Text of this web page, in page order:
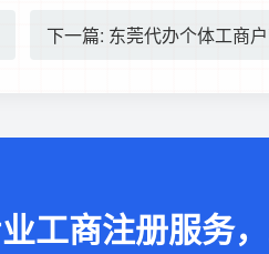
下一篇: 东莞代办个体工商
工商注册服务